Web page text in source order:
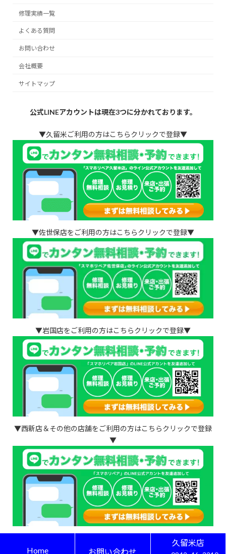
修理実績一覧
よくある質問
お問い合わせ
会社概要
サイトマップ
公式LINEアカウントは現在3つに分かれております。
▼久留米ご利用の方はこちらクリックで登録▼
▼佐世保店をご利用の方はこちらクリックで登録▼
▼岩国店をご利用の方はこちらクリックで登録▼
▼西新店＆その他の店舗をご利用の方はこちらクリックで登録
▼
Copyright © iPhone・スマホ・ゲーム修理はスマホリペア All Rights Reserved.
Home お問い合わせ
久留米店